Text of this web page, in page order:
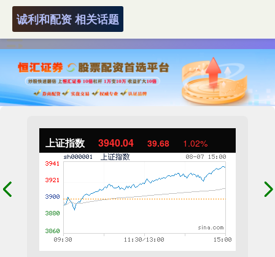
上证指数 3940.04 39.68 1.02%
诚利和配资 相关话题